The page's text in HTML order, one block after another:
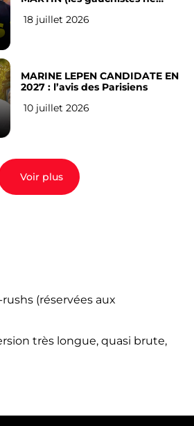
18 juillet 2026
MARINE LEPEN CANDIDATE EN
2027 : l’avis des Parisiens
10 juillet 2026
Voir plus
(réservées aux
très longue, quasi brute,